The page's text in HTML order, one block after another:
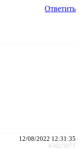
Ответить
12/08/2022 12:31:35
#3025977